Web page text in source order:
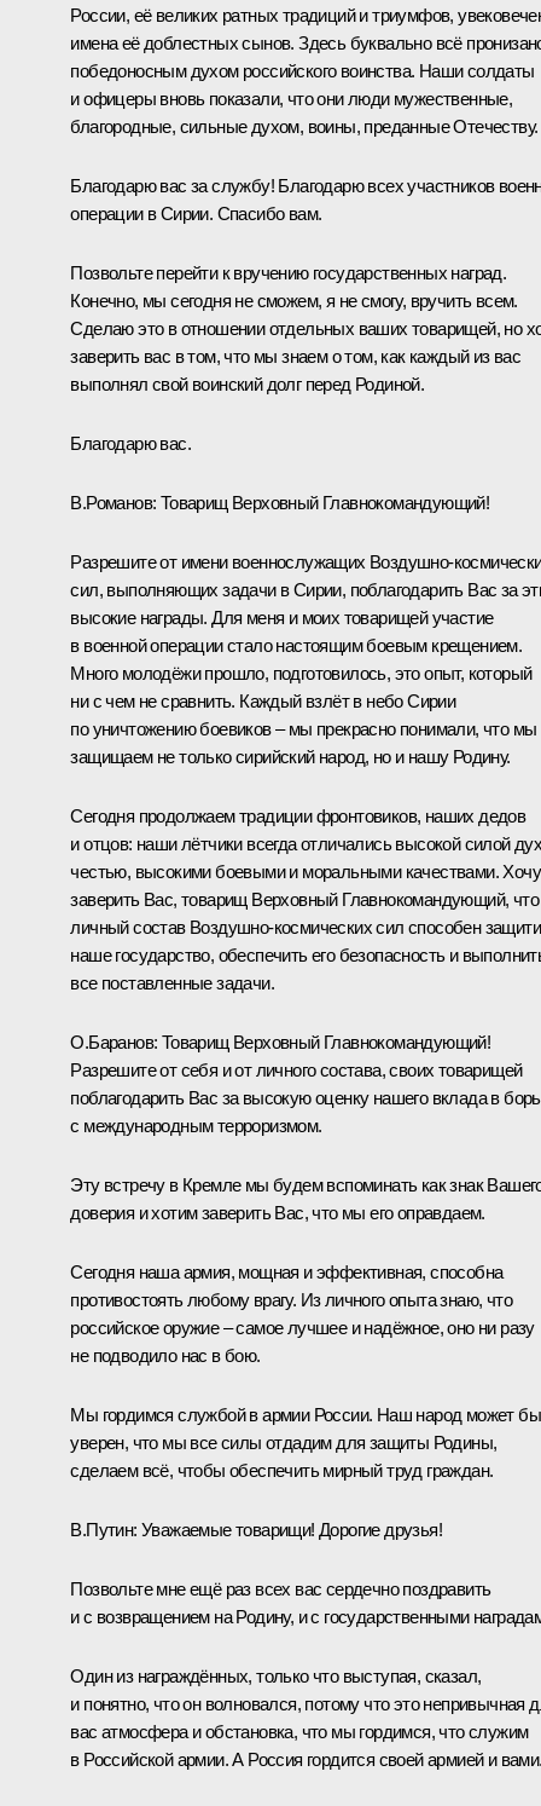
России, её великих ратных традиций и триумфов,
имена её доблестных сынов. Здесь буквально всё
победоносным духом российского воинства. Наши солдаты
и офицеры вновь показали, что они люди мужественные,
благородные, сильные духом, воины, преданные Отечеству.
Благодарю вас за службу! Благодарю всех участников
операции в Сирии. Спасибо вам.
Позвольте перейти к вручению государственных наград.
Конечно, мы сегодня не сможем, я не смогу, вручить всем.
Сделаю это в отношении отдельных ваших товарищей, но
заверить вас в том, что мы знаем о том, как каждый из вас
выполнял свой воинский долг перед Родиной.
Благодарю вас.
В.Романов: Товарищ Верховный Главнокомандующий!
Разрешите от имени военнослужащих Воздушно-
сил, выполняющих задачи в Сирии, поблагодарить Вас за
высокие награды. Для меня и моих товарищей участие
в военной операции стало настоящим боевым крещением.
Много молодёжи прошло, подготовилось, это опыт, который
ни с чем не сравнить. Каждый взлёт в небо Сирии
по уничтожению боевиков – мы прекрасно понимали, что мы
защищаем не только сирийский народ, но и нашу Родину.
Сегодня продолжаем традиции фронтовиков, наших дедов
и отцов: наши лётчики всегда отличались высокой силой
честью, высокими боевыми и моральными качествами. Хочу
заверить Вас, товарищ Верховный Главнокомандующий, что
личный состав Воздушно-космических сил способен
наше государство, обеспечить его безопасность и
все поставленные задачи.
О.Баранов: Товарищ Верховный Главнокомандующий!
Разрешите от себя и от личного состава, своих товарищей
поблагодарить Вас за высокую оценку нашего вклада в
с международным терроризмом.
Эту встречу в Кремле мы будем вспоминать как знак
доверия и хотим заверить Вас, что мы его оправдаем.
Сегодня наша армия, мощная и эффективная, способна
противостоять любому врагу. Из личного опыта знаю, что
российское оружие – самое лучшее и надёжное, оно ни разу
не подводило нас в бою.
Мы гордимся службой в армии России. Наш народ может
уверен, что мы все силы отдадим для защиты Родины,
сделаем всё, чтобы обеспечить мирный труд граждан.
В.Путин: Уважаемые товарищи! Дорогие друзья!
Позвольте мне ещё раз всех вас сердечно поздравить
и с возвращением на Родину, и с государственными
Один из награждённых, только что выступая, сказал,
и понятно, что он волновался, потому что это непривычная
вас атмосфера и обстановка, что мы гордимся, что служим
в Российской армии. А Россия гордится своей армией и